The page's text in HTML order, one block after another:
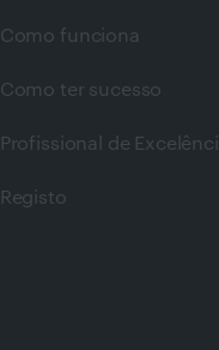
Como funciona
Como ter sucesso
Profissional de
Registo